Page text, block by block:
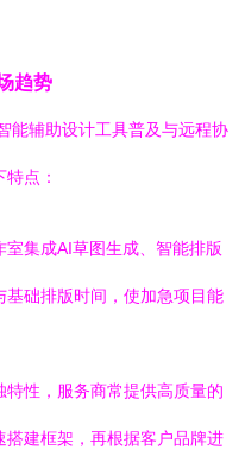
趋势
能辅助设计工具普及与远程协
点：
室集成AI草图生成、智能排版
础排版时间，使加急项目能
特性，服务商常提供高质量的
建框架，再根据客户品牌进